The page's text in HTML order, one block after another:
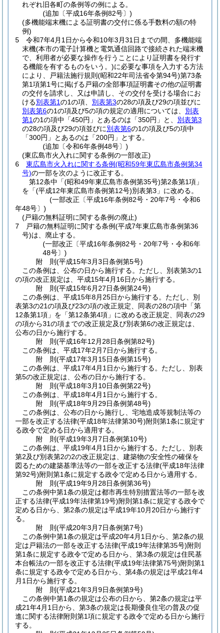
れぞれ旧各町の条例等の例による。
(追加〔平成16年条例82号〕)
(多機能端末機による証明書の交付に係る手数料の額の特
例)
5
令和7年4月1日から令和10年3月31日までの間、多機能端
末機(本市の電子計算機と電気通信回路で接続された端末機
で、利用者が必要な操作を行うことにより証明書を発行す
る機能を有するものをいう。)に必要な事項を入力する方法
により、戸籍法施行規則 (昭和22年司法省令第94号)第73条
第1項第1号に掲げる戸籍の全部事項証明書その他の証明書
の交付を請求し、又は申請し、その交付を受ける場合にお
ける別表第1の1の項、 別表第3の28の項及び29の項並びに
別表第6の1の項及び5の項の規定の適用については、 別表
第1の1の項中「450円」とあるのは「350円」と、 別表第3
の28の項及び29の項並びに別表第6の1の項及び5の項中
「300円」とあるのは「200円」とする。
(追加〔令和6年条例48号〕)
(東広島市火入れに関する条例の一部改正)
6
東広島市火入れに関する条例(昭和59年東広島市条例第34
号)の一部を次のように改正する。
第12条中「(昭和49年東広島市条例第35号)第2条第1項」
を「(平成12年東広島市条例第12号)別表第3」に改める。
(一部改正〔平成16年条例82号・20年7号・令和6
年48号〕)
(戸籍の無料証明に関する条例の廃止)
7
戸籍の無料証明に関する条例(平成7年東広島市条例第36
号)は、廃止する。
(一部改正〔平成16年条例82号・20年7号・令和6年
48号〕)
附 則(平成15年3月3日条例第5号)
この条例は、公布の日から施行する。 ただし、別表第3の1
の項の改正規定は、平成15年4月16日から施行する。
附 則(平成15年6月27日条例第24号)
この条例は、平成15年8月25日から施行する。 ただし、別
表第3の21の項及び23の項の改正規定、同表の28の項中「第
12条第1項」を「第12条第4項」に改める改正規定、同表の29
の項から31の項までの改正規定及び別表第6の改正規定は、
公布の日から施行する。
附 則(平成16年12月28日条例第82号)
この条例は、平成17年2月7日から施行する。
附 則(平成17年3月15日条例第15号)
この条例は、平成17年4月1日から施行する。 ただし、別表
第5の改正規定は、公布の日から施行する。
附 則(平成18年3月10日条例第22号)
この条例は、平成18年4月1日から施行する。
附 則(平成18年9月29日条例第48号)
この条例は、公布の日から施行し、宅地造成等規制法等の
一部を改正する法律(平成18年法律第30号)附則第1条に規定す
る政令で定める日から適用する。
附 則(平成19年3月7日条例第10号)
この条例は、平成19年4月1日から施行する。 ただし、別表
第2及び別表第2の2の改正規定は、建築物の安全性の確保を
図るための建築基準法等の一部を改正する法律(平成18年法律
第92号)附則第1条に規定する政令で定める日から適用する。
附 則(平成19年9月28日条例第36号)
この条例中第1条の規定は都市再生特別措置法等の一部を改
正する法律(平成19年法律第19号)附則第1条に規定する政令で
定める日から、第2条の規定は平成19年10月20日から施行す
る。
附 則(平成20年3月7日条例第7号)
この条例中第1条の規定は平成20年4月1日から、第2条の規
定は戸籍法の一部を改正する法律(平成19年法律第35号)附則
第1条に規定する政令で定める日から、第3条の規定は住民基
本台帳法の一部を改正する法律(平成19年法律第75号)附則第1
条に規定する政令で定める日から、第4条の規定は平成21年4
月1日から施行する。
附 則(平成21年3月9日条例第9号)
この条例中第1条の規定は公布の日から、第2条の規定は平
成21年4月1日から、第3条の規定は長期優良住宅の普及の促
進に関する法律附則第1項に規定する政令で定める日から施行
する。